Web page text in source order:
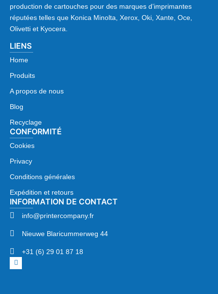
production de cartouches pour des marques d’imprimantes
réputées telles que Konica Minolta, Xerox, Oki, Xante, Oce,
Olivetti et Kyocera.
LIENS
Home
Produits
A propos de nous
Blog
Recyclage
CONFORMITÉ
Cookies
Privacy
Conditions générales
Expédition et retours
INFORMATION DE CONTACT
info@printercompany.fr
Nieuwe Blaricummerweg 44
+31 (6) 29 01 87 18